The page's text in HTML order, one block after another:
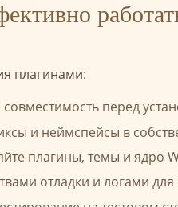
плагинами:
перед
и неймспейсы в
плагины, темы и ядро
отладки и логами